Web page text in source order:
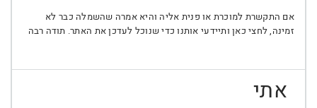
אם התקשרת למוכרת או פנית אליה והיא אמרה שהשמלה כבר לא
זמינה, לחצי כאן ותיידעי אותנו כדי שנוכל לעדכן את האתר. תודה רבה
אתי